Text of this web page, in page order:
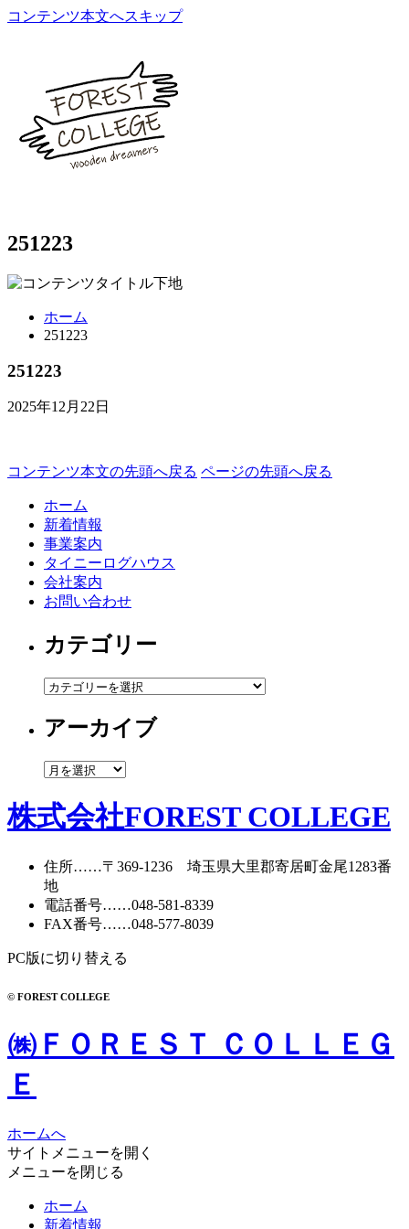
コンテンツ本文へスキップ
251223
ホーム
251223
251223
2025年12月22日
コンテンツ本文の先頭へ戻る ページの先頭へ戻る
ホーム
新着情報
事業案内
タイニーログハウス
会社案内
お問い合わせ
カテゴリー
カ
ゴ
ー
アーカイブ
ア
カ
イ
株式会社FOREST COLLEGE
住所……〒369-1236 埼玉県大里郡寄居町金尾1283番
地
電話番号……048-581-8339
FAX番号……048-577-8039
PC版に切り替える
© FOREST COLLEGE
㈱ＦＯＲＥＳＴ ＣＯＬＬＥＧ
Ｅ
ホームへ
サイトメニューを開く
メニューを閉じる
ホーム
新着情報